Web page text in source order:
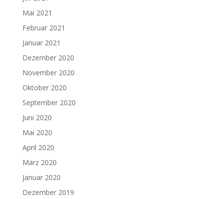
Mai 2021
Februar 2021
Januar 2021
Dezember 2020
November 2020
Oktober 2020
September 2020
Juni 2020
Mai 2020
April 2020
März 2020
Januar 2020
Dezember 2019